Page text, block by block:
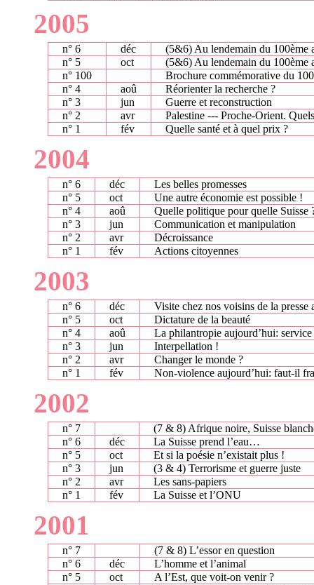
2005
n° 6 déc
(5&6) Au lendemain du 100ème
n° 5
oct
(5&6) Au lendemain du 100ème
n° 100
Brochure commémorative du
n° 4
aoû
Réorienter la recherche ?
n° 3
jun
Guerre et reconstruction
n° 2
avr
Palestine --- Proche-Orient.
n° 1
fév Quelle santé et à quel prix ?
2004
n° 6 déc
Les belles promesses
n° 5
oct
Une autre économie est possible !
n° 4
aoû
Quelle politique pour quelle Suisse
n° 3
jun
Communication et manipulation
n° 2
avr
Décroissance
n° 1
fév Actions citoyennes
2003
n° 6 déc
Visite chez nos voisins de la presse
n° 5
oct
Dictature de la beauté
n° 4
aoû
La philantropie aujourd’hui:
n° 3
jun
Interpellation !
n° 2
avr
Changer le monde ?
n° 1
fév Non-violence aujourd’hui: faut-il
2002
n° 7
(7 & 8) Afrique noire, Suisse
n° 6
déc
La Suisse prend l’eau…
n° 5
oct
Et si la poésie n’existait plus !
n° 3
jun
(3 & 4) Terrorisme et guerre juste
n° 2
avr
Les sans-papiers
n° 1
fév La Suisse et l’ONU
2001
n° 7
(7 & 8) L’essor en question
n° 6
déc
L’homme et l’animal
n° 5
oct
A l’Est, que voit-on venir ?